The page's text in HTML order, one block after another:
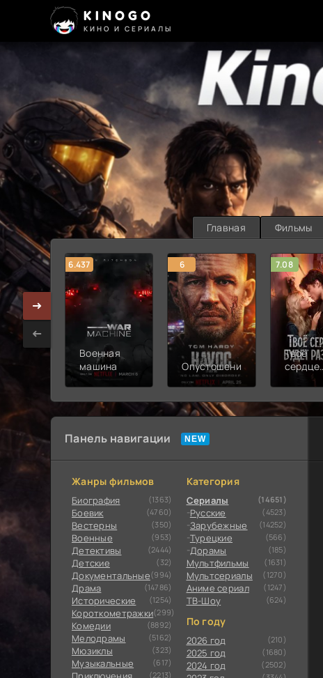
KINOGO
КИНО И СЕРИАЛЫ
Главная Фильмы
6.437
Военная
машина
6
Опустошение
7.08
Твоё
сердце
Панель навигации
Жанры фильмов
Биография (1363)
Боевик (4760)
Вестерны (350)
Военные (953)
Детективы (2444)
Детские (32)
Документальные(994)
Драма (14786)
Исторические (1254)
Короткометражки(299)
Комедии (8892)
Мелодрамы (5162)
Мюзиклы (323)
Музыкальные (617)
(2213)
Категория
Сериалы (14651)
Русские (4523)
Зарубежные (14252)
Турецкие (566)
Дорамы (185)
Мультфильмы (1631)
Мультсериалы (1270)
Аниме сериал (1247)
ТВ-Шоу (624)
По году
2026 год (210)
2025 год (1680)
2024 год (2502)